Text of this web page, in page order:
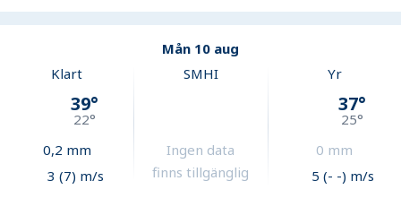
Mån 10 aug
Klart
39°
22°
0,2 mm
3 (7) m/s
SMHI
Ingen data
finns tillgänglig
Yr
37°
25°
0 mm
5 (- -) m/s